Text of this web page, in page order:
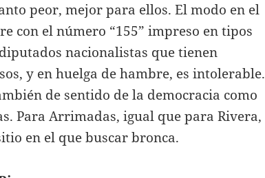
peor, mejor para ellos. El modo en el
con el número “155” impreso en tipos
nacionalistas que tienen
y en huelga de hambre, es intolerable.
de sentido de la democracia como
Para Arrimadas, igual que para Rivera,
en el que buscar bronca.